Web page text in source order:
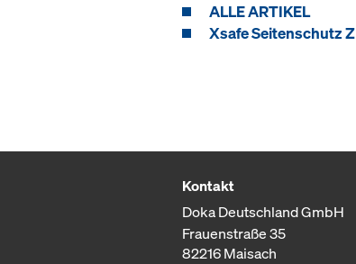
ALLE ARTIKEL
Xsafe Seitenschutz Z
Kontakt
Doka Deutschland GmbH
Frauenstraße 35
82216 Maisach